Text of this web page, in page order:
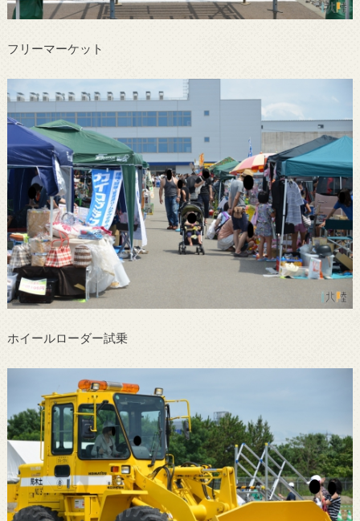
フリーマーケット
ホイールローダー試乗